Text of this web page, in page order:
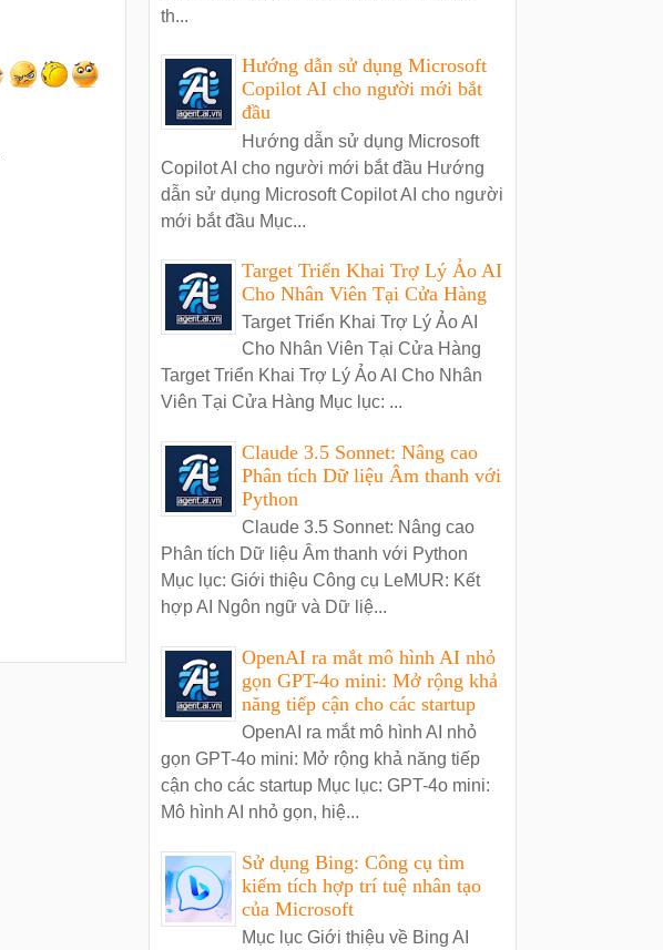
th...
Hướng dẫn sử dụng Microsoft
Copilot AI cho người mới bắt
đầu
Hướng dẫn sử dụng Microsoft
Copilot AI cho người mới bắt đầu Hướng
dẫn sử dụng Microsoft Copilot AI cho người
mới bắt đầu Mục...
Target Triển Khai Trợ Lý Ảo AI
Cho Nhân Viên Tại Cửa Hàng
Target Triển Khai Trợ Lý Ảo AI
Cho Nhân Viên Tại Cửa Hàng
Target Triển Khai Trợ Lý Ảo AI Cho Nhân
Viên Tại Cửa Hàng Mục lục: ...
Claude 3.5 Sonnet: Nâng cao
Phân tích Dữ liệu Âm thanh với
Python
Claude 3.5 Sonnet: Nâng cao
Phân tích Dữ liệu Âm thanh với Python
Mục lục: Giới thiệu Công cụ LeMUR: Kết
hợp AI Ngôn ngữ và Dữ liệ...
OpenAI ra mắt mô hình AI nhỏ
gọn GPT-4o mini: Mở rộng khả
năng tiếp cận cho các startup
OpenAI ra mắt mô hình AI nhỏ
gọn GPT-4o mini: Mở rộng khả năng tiếp
cận cho các startup Mục lục: GPT-4o mini:
Mô hình AI nhỏ gọn, hiệ...
Sử dụng Bing: Công cụ tìm
kiếm tích hợp trí tuệ nhân tạo
của Microsoft
Mục lục Giới thiệu về Bing AI